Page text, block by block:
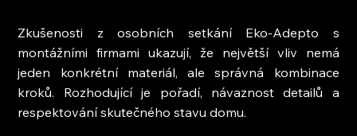
Zkušenosti z osobních setkání Eko-Adepto s
montážními firmami ukazují, že největší vliv nemá
jeden konkrétní materiál, ale správná kombinace
kroků. Rozhodující je pořadí, návaznost detailů a
respektování skutečného stavu domu.